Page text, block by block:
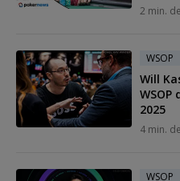
2 min.
WSOP
Will
2025
4 min.
WSOP